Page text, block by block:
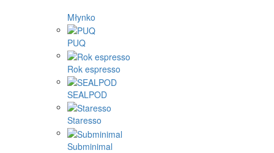
Młynko
PUQ
Rok espresso
SEALPOD
Staresso
Subminimal